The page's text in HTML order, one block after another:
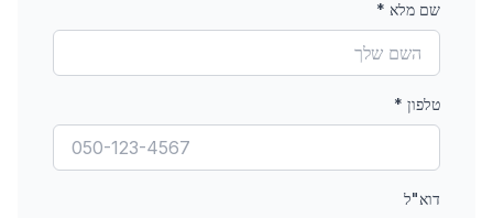
שם מלא *
טלפון *
דוא"ל